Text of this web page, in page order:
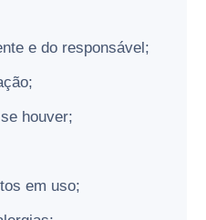
e do responsável;
houver;
em uso;